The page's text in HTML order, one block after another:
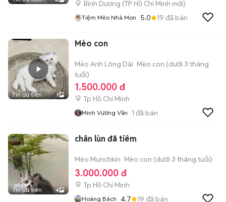
Bình Dương (TP Hồ Chí Minh mới)
Tiệm Mèo Nhà Mon 5.0 19 đã bán
Tin ưu tiên 1
Mèo con
Mèo Anh Lông Dài Mèo con (dưới 3 tháng
tuổi)
1.500.000 đ
Tp Hồ Chí Minh
Minh Vương Văn 1 đã bán
Tin ưu tiên 4
chân lùn đã tiêm
Mèo Munchkin Mèo con (dưới 3 tháng tuổi)
3.000.000 đ
Tp Hồ Chí Minh
Hoàng Bách 4.7 19 đã bán